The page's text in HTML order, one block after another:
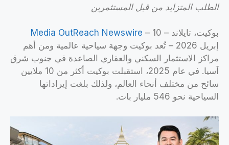
الطلب المتزايد من قبل المستثمرين
بوكيت، تايلاند – Media OutReach Newswire – 10
إبريل 2026 – تُعد بوكيت وجهة سياحية عالمية ومن أهم
مراكز الاستثمار السكني والعقاري الصاعدة في جنوب شرق
آسيا. في عام 2025، استقبلت بوكيت أكثر من 10 ملايين
سائح من مختلف أنحاء العالم، ولذلك بلغت إيراداتها
السياحية نحو 546 مليار بات.